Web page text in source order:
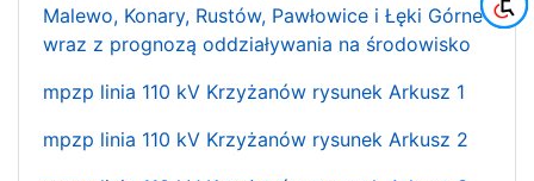
Malewo, Konary, Rustów, Pawłowice i Łęki Górne
wraz z prognozą oddziaływania na środowisko
mpzp linia 110 kV Krzyżanów rysunek Arkusz 1
mpzp linia 110 kV Krzyżanów rysunek Arkusz 2